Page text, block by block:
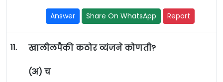
Answer Share On WhatsApp Report
11. खालीलपैकी कठोर व्यंजने कोणती?
(अ) च